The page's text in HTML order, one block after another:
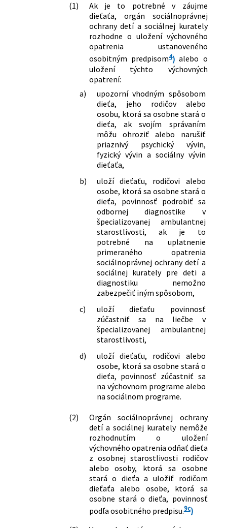
(1)
Ak je to potrebné v záujme
dieťaťa, orgán sociálnoprávnej
ochrany detí a sociálnej kurately
rozhodne o uložení výchovného
opatrenia ustanoveného
osobitným predpisom4) alebo o
uložení týchto výchovných
opatrení:
a)
upozorní vhodným spôsobom
dieťa, jeho rodičov alebo
osobu, ktorá sa osobne stará o
dieťa, ak svojím správaním
môžu ohroziť alebo narušiť
priaznivý psychický vývin,
fyzický vývin a sociálny vývin
dieťaťa,
b)
uloží dieťaťu, rodičovi alebo
osobe, ktorá sa osobne stará o
dieťa, povinnosť podrobiť sa
odbornej diagnostike v
špecializovanej ambulantnej
starostlivosti, ak je to
potrebné na uplatnenie
primeraného opatrenia
sociálnoprávnej ochrany detí a
sociálnej kurately pre deti a
diagnostiku nemožno
zabezpečiť iným spôsobom,
c)
uloží dieťaťu povinnosť
zúčastniť sa na liečbe v
špecializovanej ambulantnej
starostlivosti,
d)
uloží dieťaťu, rodičovi alebo
osobe, ktorá sa osobne stará o
dieťa, povinnosť zúčastniť sa
na výchovnom programe alebo
na sociálnom programe.
(2)
Orgán sociálnoprávnej ochrany
detí a sociálnej kurately nemôže
rozhodnutím o uložení
výchovného opatrenia odňať dieťa
z osobnej starostlivosti rodičov
alebo osoby, ktorá sa osobne
stará o dieťa a uložiť rodičom
dieťaťa alebo osobe, ktorá sa
osobne stará o dieťa, povinnosť
podľa osobitného predpisu.9c)